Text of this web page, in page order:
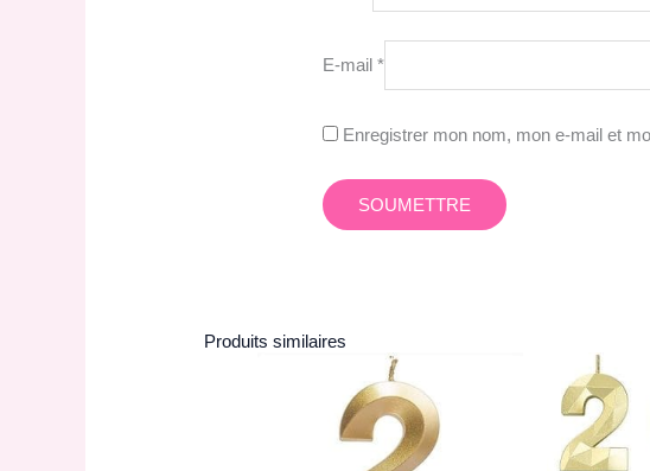
E-mail*
Enregistrer mon nom, mon e-mail et
Produits similaires